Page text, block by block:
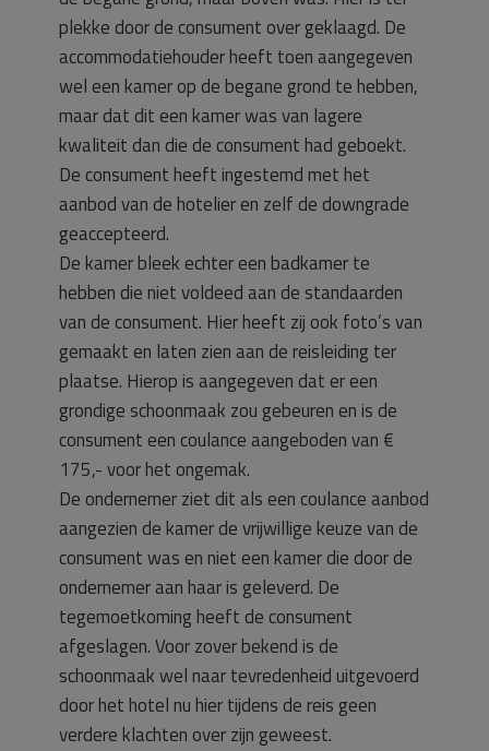
plekke door de consument over geklaagd. De
accommodatiehouder heeft toen aangegeven
wel een kamer op de begane grond te hebben,
maar dat dit een kamer was van lagere
kwaliteit dan die de consument had geboekt.
De consument heeft ingestemd met het
aanbod van de hotelier en zelf de downgrade
geaccepteerd.
De kamer bleek echter een badkamer te
hebben die niet voldeed aan de standaarden
van de consument. Hier heeft zij ook foto’s van
gemaakt en laten zien aan de reisleiding ter
plaatse. Hierop is aangegeven dat er een
grondige schoonmaak zou gebeuren en is de
consument een coulance aangeboden van €
175,- voor het ongemak.
De ondernemer ziet dit als een coulance aanbod
aangezien de kamer de vrijwillige keuze van de
consument was en niet een kamer die door de
ondernemer aan haar is geleverd. De
tegemoetkoming heeft de consument
afgeslagen. Voor zover bekend is de
schoonmaak wel naar tevredenheid uitgevoerd
door het hotel nu hier tijdens de reis geen
verdere klachten over zijn geweest.